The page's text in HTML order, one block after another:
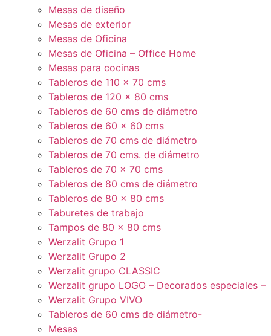
Mesas de diseño
Mesas de exterior
Mesas de Oficina
Mesas de Oficina – Office Home
Mesas para cocinas
Tableros de 110 x 70 cms
Tableros de 120 x 80 cms
Tableros de 60 cms de diámetro
Tableros de 60 x 60 cms
Tableros de 70 cms de diámetro
Tableros de 70 cms. de diámetro
Tableros de 70 x 70 cms
Tableros de 80 cms de diámetro
Tableros de 80 x 80 cms
Taburetes de trabajo
Tampos de 80 x 80 cms
Werzalit Grupo 1
Werzalit Grupo 2
Werzalit grupo CLASSIC
Werzalit grupo LOGO – Decorados especiales –
Werzalit Grupo VIVO
Tableros de 60 cms de diámetro-
Mesas